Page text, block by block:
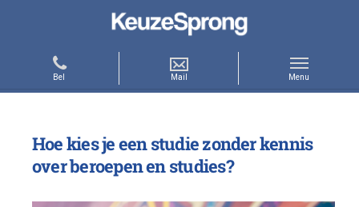
Hoe kies je een studie zonder kennis
over beroepen en studies?